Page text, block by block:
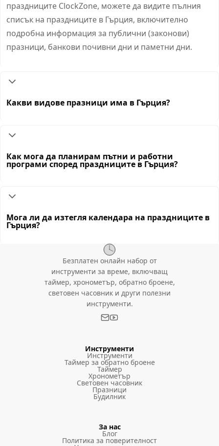
праздниците ClockZone, можете да видите пълния
списък на праздниците в Гърция, включително
подробна информация за публични (законови)
празници, банкови почивни дни и паметни дни.
Какви видове празници има в Гърция?
Как мога да планирам пътни и работни
програми според праздниците в Гърция?
Мога ли да изтегля календара на праздниците в
Гърция?
Безплатен онлайн набор от
инструменти за време, включващ
таймер, хронометър, обратно броене,
световен часовник и други полезни
инструменти.
Инструменти
Инструменти
Таймер за обратно броене
Таймер
Хронометър
Световен часовник
Празници
Будилник
За нас
Блог
Политика за поверителност